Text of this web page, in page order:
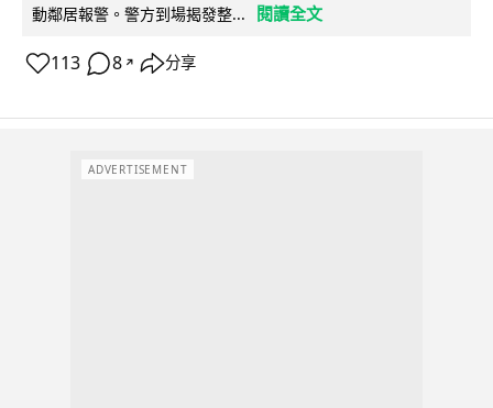
動鄰居報警。警方到場揭發整...
閱讀全文
113 8 ↗ 分享
ADVERTISEMENT